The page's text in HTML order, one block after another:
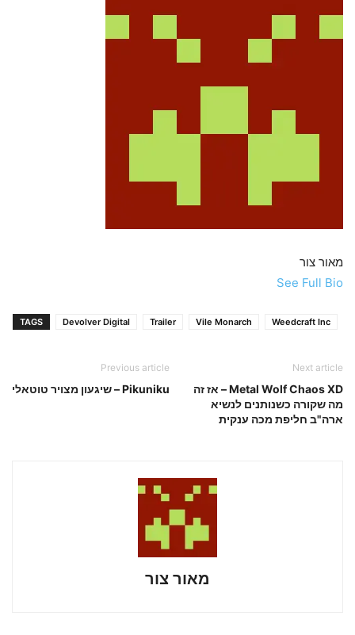
מאור צור
See Full Bio
TAGS Devolver Digital Trailer Vile Monarch Weedcraft Inc
Previous article
Pikuniku – שיגעון מצויר טוטאלי
Next article
Metal Wolf Chaos XD – אז זה
מה שקורה כשנותנים לנשיא
ארה"ב חליפת מכה ענקית
מאור צור